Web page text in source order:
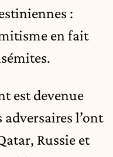
:
en fait
est devenue
l’ont
Russie et